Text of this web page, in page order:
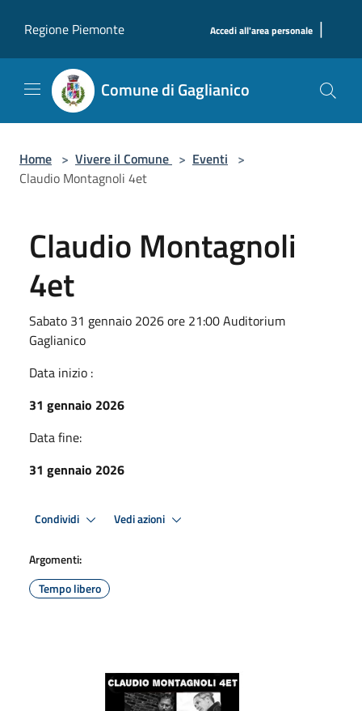
Regione Piemonte
Accedi all'area personale |
Comune di Gaglianico
Home > Vivere il Comune > Eventi >
Claudio Montagnoli 4et
Claudio Montagnoli
4et
Sabato 31 gennaio 2026 ore 21:00 Auditorium
Gaglianico
Data inizio :
31 gennaio 2026
Data fine:
31 gennaio 2026
Condividi Vedi azioni
Argomenti:
Tempo libero